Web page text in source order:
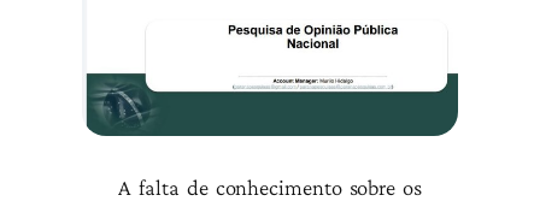
A falta de conhecimento sobre os